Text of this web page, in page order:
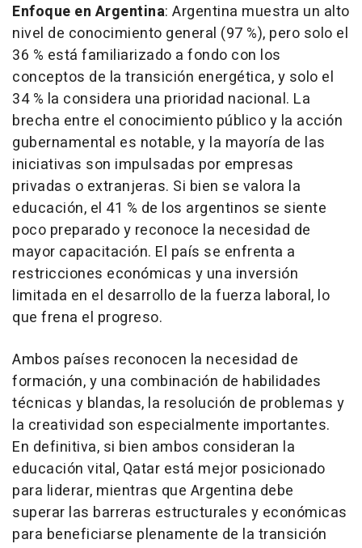
Enfoque en Argentina: Argentina muestra un alto
nivel de conocimiento general (97 %), pero solo el
36 % está familiarizado a fondo con los
conceptos de la transición energética, y solo el
34 % la considera una prioridad nacional. La
brecha entre el conocimiento público y la acción
gubernamental es notable, y la mayoría de las
iniciativas son impulsadas por empresas
privadas o extranjeras. Si bien se valora la
educación, el 41 % de los argentinos se siente
poco preparado y reconoce la necesidad de
mayor capacitación. El país se enfrenta a
restricciones económicas y una inversión
limitada en el desarrollo de la fuerza laboral, lo
que frena el progreso.
Ambos países reconocen la necesidad de
formación, y una combinación de habilidades
técnicas y blandas, la resolución de problemas y
la creatividad son especialmente importantes.
En definitiva, si bien ambos consideran la
educación vital, Qatar está mejor posicionado
para liderar, mientras que Argentina debe
superar las barreras estructurales y económicas
para beneficiarse plenamente de la transición